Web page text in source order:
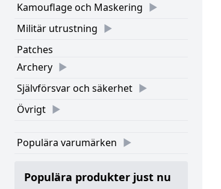
Kamouflage och Maskering
Militär utrustning
Patches
Archery
Självförsvar och säkerhet
Övrigt
Populära varumärken
Populära produkter just nu